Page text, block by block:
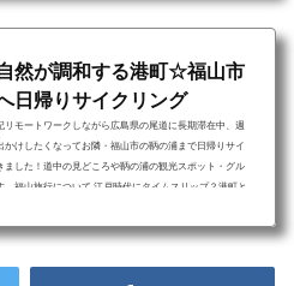
然が調和する港町☆福山市
日帰りサイクリング
リモートワークしながら広島県の尾道に長期滞在中、週
かけしたくなってお隣・福山市の鞆の浦まで日帰りサイ
ました！道中の見どころや鞆の浦の観光スポット・グル
。福山旅行について 江戸時代にタイムスリップ？港町と
尾道からも福山市街地からも日帰りしやすい場所鞆の浦
リ映画『崖の上のポニョ』で参...